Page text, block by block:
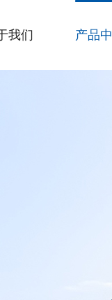
我们 产品